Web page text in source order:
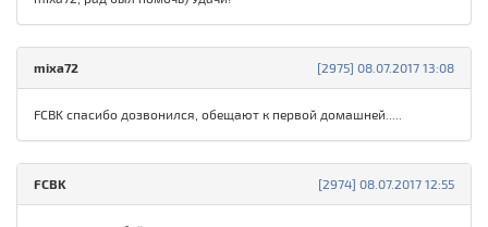
[2975] 08.07.2017 13:08
mixa72
FCBK спасибо дозвонился, обещают к первой домашней.....
[2974] 08.07.2017 12:55
FCBK